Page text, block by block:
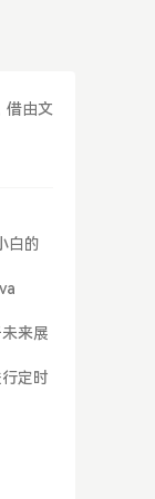
借由文
白的
来展
定时